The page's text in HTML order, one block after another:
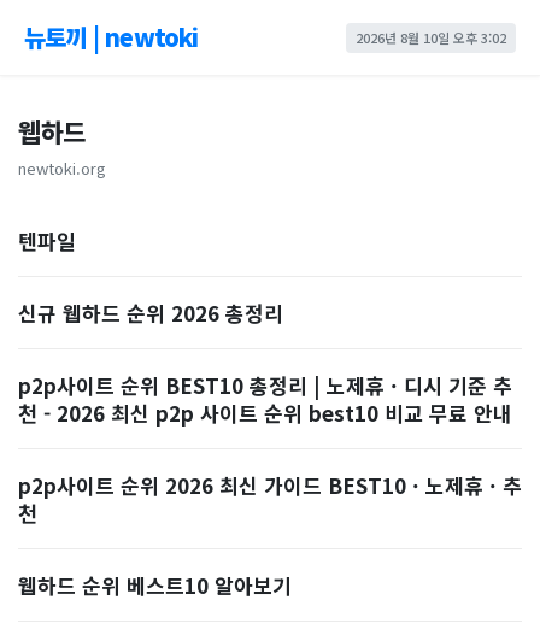
뉴토끼 | newtoki 2026년 8월 10일 오후 3:02
웹하드
newtoki.org
텐파일
신규 웹하드 순위 2026 총정리
p2p사이트 순위 BEST10 총정리 | 노제휴 · 디시 기준 추
천 - 2026 최신 p2p 사이트 순위 best10 비교 무료 안내
p2p사이트 순위 2026 최신 가이드 BEST10 · 노제휴 · 추
천
웹하드 순위 베스트10 알아보기